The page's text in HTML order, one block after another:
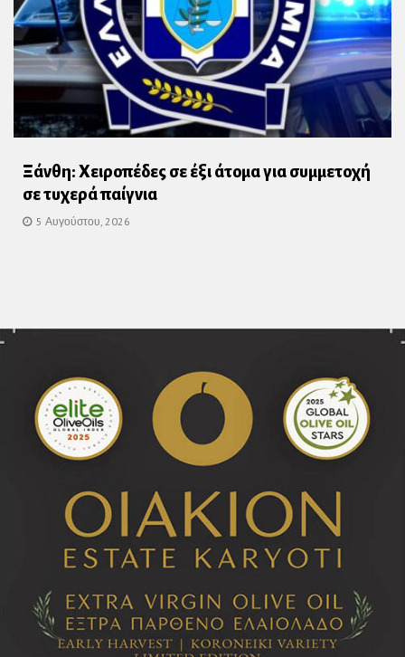
Ξάνθη: Χειροπέδες σε έξι άτομα για συμμετοχή
σε τυχερά παίγνια
5 Αυγούστου, 2026